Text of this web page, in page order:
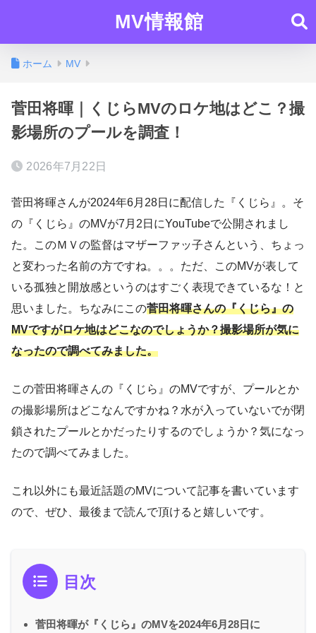
MV情報館
ホーム MV
菅田将暉｜くじらMVのロケ地はどこ？撮
影場所のプールを調査！
2026年7月22日
菅田将暉さんが2024年6月28日に配信した『くじら』。そ
の『くじら』のMVが7月2日にYouTubeで公開されまし
た。このＭＶの監督はマザーファッ子さんという、ちょっ
と変わった名前の方ですね。。。ただ、このMVが表して
いる孤独と開放感というのはすごく表現できているな！と
思いました。ちなみにこの菅田将暉さんの『くじら』の
MVですがロケ地はどこなのでしょうか？撮影場所が気に
なったので調べてみました。
この菅田将暉さんの『くじら』のMVですが、プールとか
の撮影場所はどこなんですかね？水が入っていないでが閉
鎖されたプールとかだったりするのでしょうか？気になっ
たので調べてみました。
これ以外にも最近話題のMVについて記事を書いています
ので、ぜひ、最後まで読んで頂けると嬉しいです。
目次
菅田将暉が『くじら』のMVを2024年6月28日に